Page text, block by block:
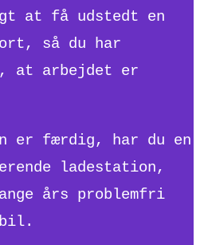
at få udstedt en
så du har
at arbejdet er
er færdig, har du en
ladestation,
års problemfri